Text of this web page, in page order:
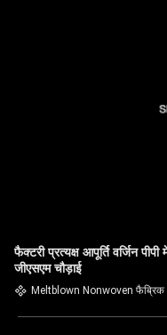
फैक्टरी प्रत्यक्ष आपूर्ति वर्जिन
जीएसएम चौड़ाई
Meltblown Nonwoven फैब्रिक